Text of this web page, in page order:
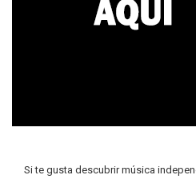
Si te gusta descubrir música